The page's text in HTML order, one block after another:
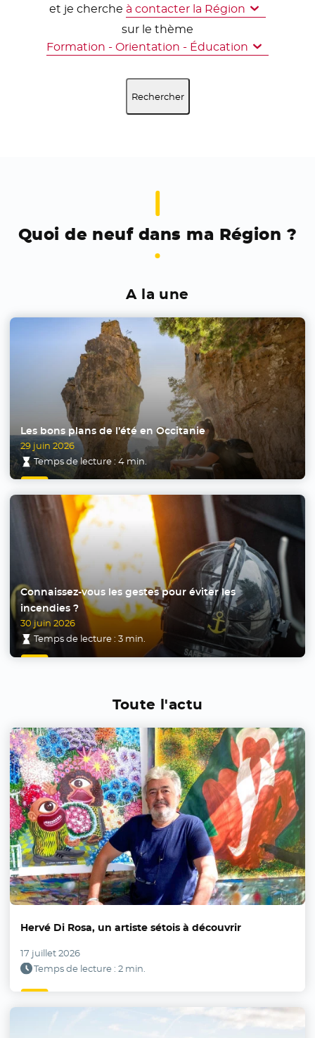
et je cherche
sur le thème
Rechercher
Quoi de neuf dans ma Région ?
A la une
Les bons plans de l’été en Occitanie
29 juin 2026
Temps de lecture : 4 min.
Connaissez-vous les gestes pour éviter les
incendies ?
30 juin 2026
Temps de lecture : 3 min.
Toute l'actu
Hervé Di Rosa, un artiste sétois à découvrir
17 juillet 2026
Temps de lecture : 2 min.